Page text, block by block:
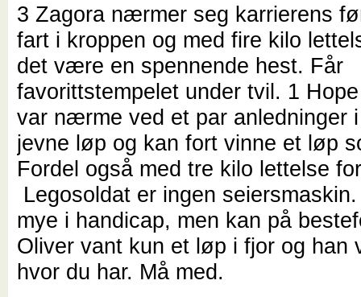
3 Zagora nærmer seg karrierens
fart i kroppen og med fire kilo
det være en spennende hest. Får
favorittstempelet under tvil. 1
var nærme ved et par anledninger
jevne løp og kan fort vinne et løp
Fordel også med tre kilo lettelse
Legosoldat er ingen
mye i handicap, men kan på
Oliver vant kun et løp i fjor og han
hvor du har. Må med.